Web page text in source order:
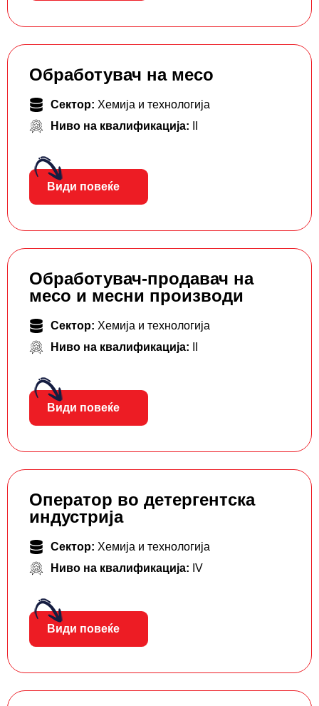
Обработувач на месо
Сектор: Хемија и технологија
Ниво на квалификација:
Види повеќе
Обработувач-продавач на
месо и месни производи
Сектор: Хемија и технологија
Ниво на квалификација:
Види повеќе
Оператор во детергентска
индустрија
Сектор: Хемија и технологија
Ниво на квалификација: IV
Види повеќе